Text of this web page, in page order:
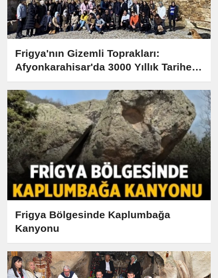
Frigya'nın Gizemli Toprakları:
Afyonkarahisar'da 3000 Yıllık Tarihe
Yolculuk
Frigya Bölgesinde Kaplumbağa
Kanyonu